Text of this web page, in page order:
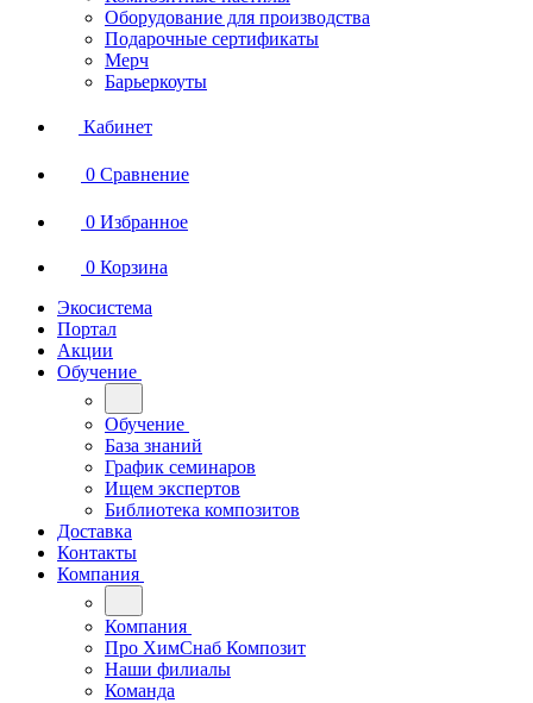
Оборудование для производства
Подарочные сертификаты
Мерч
Барьеркоуты
Кабинет
0 Сравнение
0 Избранное
0 Корзина
Экосистема
Портал
Акции
Обучение
Обучение
База знаний
График семинаров
Ищем экспертов
Библиотека композитов
Доставка
Контакты
Компания
Компания
Про ХимСнаб Композит
Наши филиалы
Команда